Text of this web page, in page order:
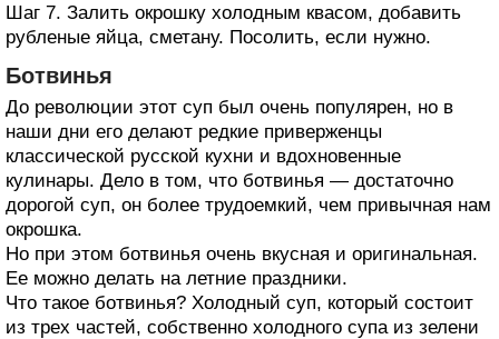
Шаг 7. Залить окрошку холодным квасом, добавить
рубленые яйца, сметану. Посолить, если нужно.
Ботвинья
До революции этот суп был очень популярен, но в
наши дни его делают редкие приверженцы
классической русской кухни и вдохновенные
кулинары. Дело в том, что ботвинья — достаточно
дорогой суп, он более трудоемкий, чем привычная нам
окрошка.
Но при этом ботвинья очень вкусная и оригинальная.
Ее можно делать на летние праздники.
Что такое ботвинья? Холодный суп, который состоит
из трех частей, собственно холодного супа из зелени